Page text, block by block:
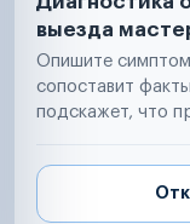
выезда
Опишите
сопоставит
подскажет, что